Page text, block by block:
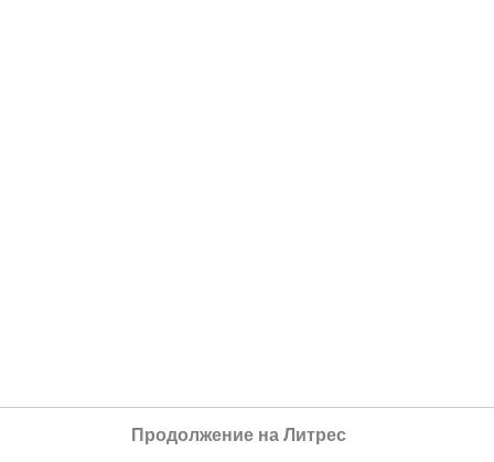
Продолжение на Литрес